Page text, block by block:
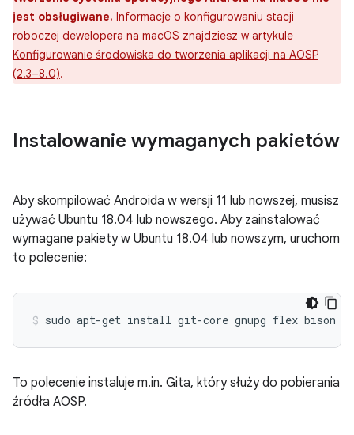
jest obsługiwane. Informacje o konfigurowaniu stacji
roboczej dewelopera na macOS znajdziesz w artykule
Konfigurowanie środowiska do tworzenia aplikacji na AOSP
(2.3–8.0).
Instalowanie wymaganych pakietów
Aby skompilować Androida w wersji 11 lub nowszej, musisz
używać Ubuntu 18.04 lub nowszego. Aby zainstalować
wymagane pakiety w Ubuntu 18.04 lub nowszym, uruchom
to polecenie:
sudo apt-get install git-core gnupg flex bison
To polecenie instaluje m.in. Gita, który służy do pobierania
źródła AOSP.